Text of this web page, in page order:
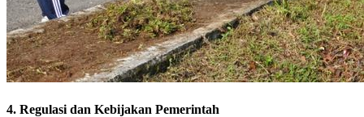
4. Regulasi dan Kebijakan Pemerintah